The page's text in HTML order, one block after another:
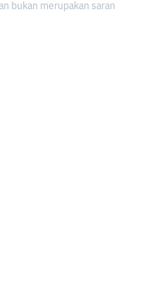
bukan merupakan saran